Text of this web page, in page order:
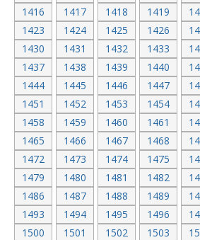
1416 1417 1418 1419
1423
1424 1425 1426
1430
1431 1432 1433
1437
1438 1439 1440
1444
1445 1446 1447
1451
1452 1453 1454
1458
1459 1460 1461
1465
1466 1467 1468
1472
1473 1474 1475
1479
1480 1481 1482
1486
1487 1488 1489
1493
1494 1495 1496
1500
1501 1502 1503